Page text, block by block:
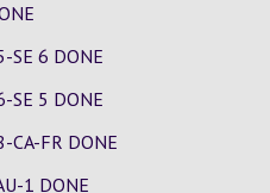
SE 6 DONE
SE 5 DONE
CA-FR DONE
1 DONE